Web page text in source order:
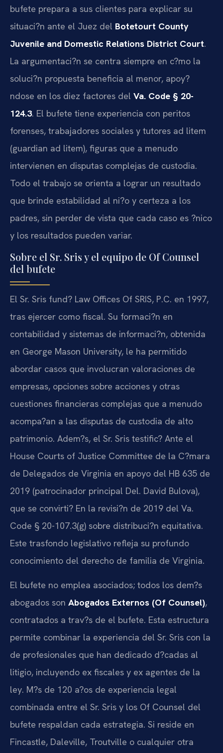
bufete prepara a sus clientes para explicar su
situaci?n ante el Juez del Botetourt County
Juvenile and Domestic Relations District Court.
La argumentaci?n se centra siempre en c?mo la
soluci?n propuesta beneficia al menor, apoy?
ndose en los diez factores del Va. Code § 20-
124.3. El bufete tiene experiencia con peritos
forenses, trabajadores sociales y tutores ad litem
(guardian ad litem), figuras que a menudo
intervienen en disputas complejas de custodia.
Todo el trabajo se orienta a lograr un resultado
que brinde estabilidad al ni?o y certeza a los
padres, sin perder de vista que cada caso es ?nico
y los resultados pueden variar.
Sobre el Sr. Sris y el equipo de Of Counsel
del bufete
El Sr. Sris fund? Law Offices Of SRIS, P.C. en 1997,
tras ejercer como fiscal. Su formaci?n en
contabilidad y sistemas de informaci?n, obtenida
en George Mason University, le ha permitido
abordar casos que involucran valoraciones de
empresas, opciones sobre acciones y otras
cuestiones financieras complejas que a menudo
acompa?an a las disputas de custodia de alto
patrimonio. Adem?s, el Sr. Sris testific? Ante el
House Courts of Justice Committee de la C?mara
de Delegados de Virginia en apoyo del HB 635 de
2019 (patrocinador principal Del. David Bulova),
que se convirti? En la revisi?n de 2019 del Va.
Code § 20-107.3(g) sobre distribuci?n equitativa.
Este trasfondo legislativo refleja su profundo
conocimiento del derecho de familia de Virginia.
El bufete no emplea asociados; todos los dem?s
abogados son Abogados Externos (Of Counsel),
contratados a trav?s de el bufete. Esta estructura
permite combinar la experiencia del Sr. Sris con la
de profesionales que han dedicado d?cadas al
litigio, incluyendo ex fiscales y ex agentes de la
ley. M?s de 120 a?os de experiencia legal
combinada entre el Sr. Sris y los Of Counsel del
bufete respaldan cada estrategia. Si reside en
Fincastle, Daleville, Troutville o cualquier otra